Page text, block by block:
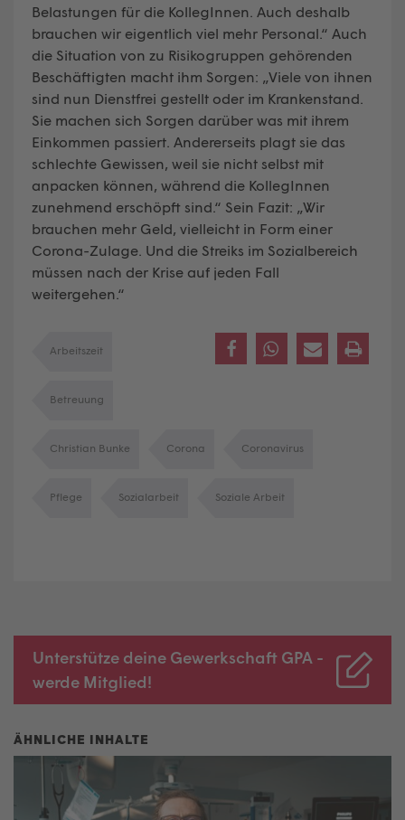
Belastungen für die KollegInnen. Auch deshalb
brauchen wir eigentlich viel mehr Personal.“ Auch
die Situation von zu Risikogruppen gehörenden
Beschäftigten macht ihm Sorgen: „Viele von ihnen
sind nun Dienstfrei gestellt oder im Krankenstand.
Sie machen sich Sorgen darüber was mit ihrem
Einkommen passiert. Andererseits plagt sie das
schlechte Gewissen, weil sie nicht selbst mit
anpacken können, während die KollegInnen
zunehmend erschöpft sind.“ Sein Fazit: „Wir
brauchen mehr Geld, vielleicht in Form einer
Corona-Zulage. Und die Streiks im Sozialbereich
müssen nach der Krise auf jeden Fall
weitergehen.“
Arbeitszeit
Betreuung
Christian Bunke Corona Coronavirus
Pflege Sozialarbeit Soziale Arbeit
Unterstütze deine Gewerkschaft GPA -
werde Mitglied!